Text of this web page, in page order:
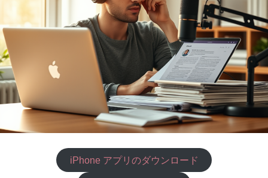
iPhone アプリのダウンロード